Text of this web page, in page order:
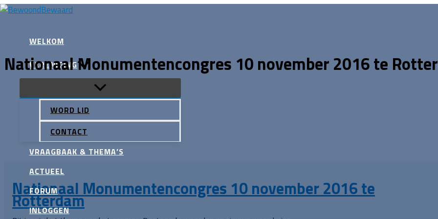
Ga
WELKOM
VERENIGING
WORD LID
CONTACT
VRAAGBAAK & THEMA’S
ACTUEEL
FORUM
INLOGGEN
Nationaal Monumentencongres 10 november 2016 te
Nationaal Monumentencongres 10 november 2016 te
Rotterdam